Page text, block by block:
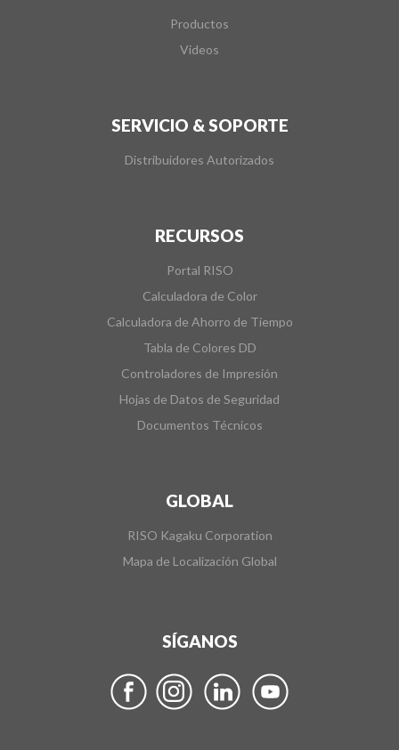
Productos
Videos
SERVICIO & SOPORTE
Distribuidores Autorizados
RECURSOS
Portal RISO
Calculadora de Color
Calculadora de Ahorro de Tiempo
Tabla de Colores DD
Controladores de Impresión
Hojas de Datos de Seguridad
Documentos Técnicos
GLOBAL
RISO Kagaku Corporation
Mapa de Localización Global
SÍGANOS